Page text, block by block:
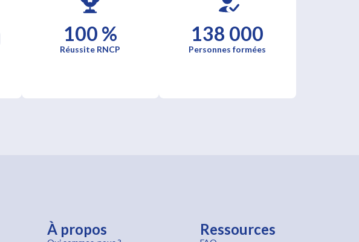
100 %
Réussite RNCP
138 000
Personnes formées
À propos Ressources